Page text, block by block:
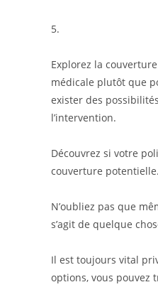
5.
Explorez la
médicale plutôt que
exister des
l’intervention.
Découvrez si votre
couverture potentielle.
N’oubliez pas que
s’agit de quelque
Il est toujours vital
options, vous pouvez